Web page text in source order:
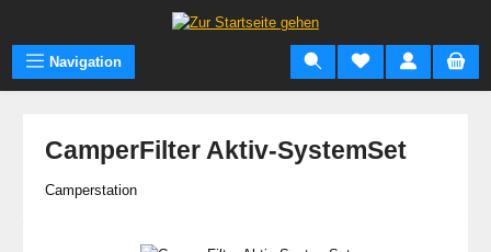
Zum Hauptinhalt springen
Navigation
CamperFilter Aktiv-SystemSet
Camperstation